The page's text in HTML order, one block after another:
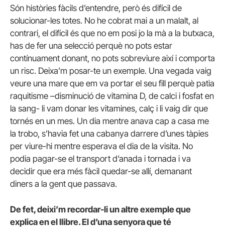
Són històries fàcils d’entendre, però és difícil de
solucionar-les totes. No he cobrat mai a un malalt, al
contrari, el difícil és que no em posi jo la mà a la butxaca,
has de fer una selecció perquè no pots estar
contínuament donant, no pots sobreviure així i comporta
un risc. Deixa’m posar-te un exemple. Una vegada vaig
veure una mare que em va portar el seu fill perquè patia
raquitisme –disminució de vitamina D, de calci i fosfat en
la sang- li vam donar les vitamines, calç i li vaig dir que
tornés en un mes. Un dia mentre anava cap a casa me
la trobo, s’havia fet una cabanya darrere d’unes tàpies
per viure-hi mentre esperava el dia de la visita. No
podia pagar-se el transport d’anada i tornada i va
decidir que era més fàcil quedar-se allí, demanant
diners a la gent que passava.
De fet, deixi’m recordar-li un altre exemple que
explica en el llibre. El d’una senyora que té